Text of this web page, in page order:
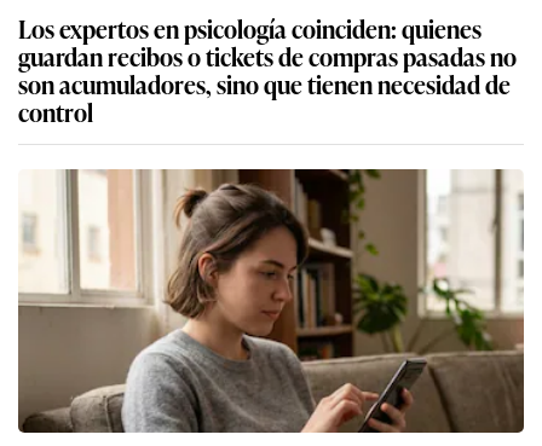
Los expertos en psicología coinciden: quienes
guardan recibos o tickets de compras pasadas no
son acumuladores, sino que tienen necesidad de
control